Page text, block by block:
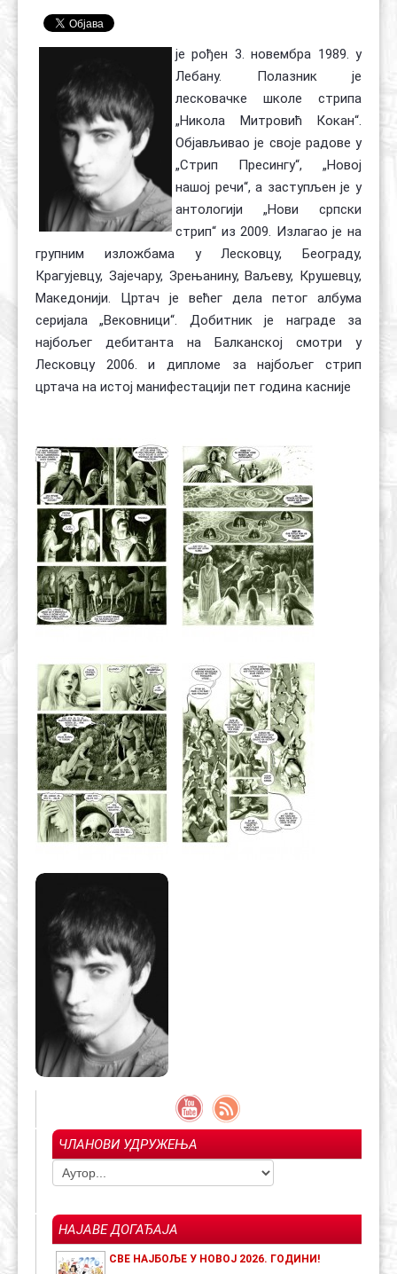
је рођен 3. новембра 1989. у
Лебану. Полазник је
лесковачке школе стрипа
„Никола Митровић Кокан“.
Објављивао је своје радове у
„Стрип Пресингу“, „Новој
нашој речи“, а заступљен је у
антологији „Нови српски
стрип“ из 2009. Излагао је на
групним изложбама у Лесковцу, Београду,
Крагујевцу, Зајечару, Зрењанину, Ваљеву, Крушевцу,
Македонији. Цртач је већег дела петог албума
серијала „Вековници“. Добитник је награде за
најбољег дебитанта на Балканској смотри у
Лесковцу 2006. и дипломе за најбољег стрип
цртача на истој манифестацији пет година касније
ЧЛАНОВИ УДРУЖЕЊА
НАЈАВЕ ДОГАЂАЈА
СВЕ НАЈБОЉЕ У НОВОЈ 2026. ГОДИНИ!
Органи
Хол славе
Контакт